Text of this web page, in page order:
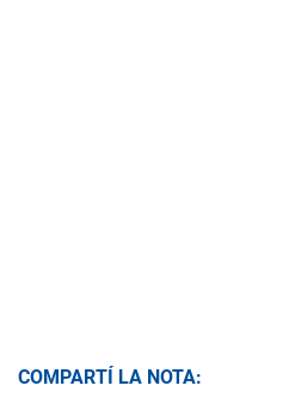
COMPARTÍ LA NOTA: